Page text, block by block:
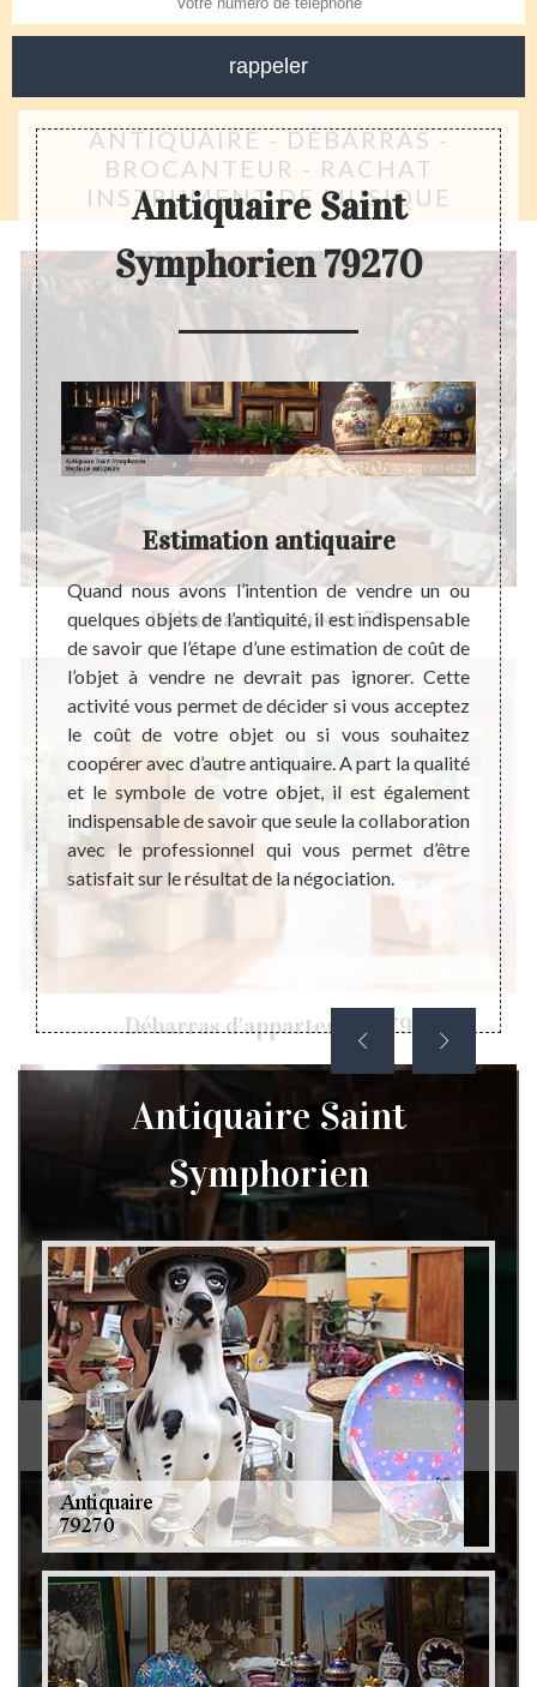
ANTIQUAIRE - DÉBARRAS -
BROCANTEUR - RACHAT
INSTRUMENT DE MUSIQUE
Débarras de maison 79
Débarras d'appartement 79
Débarras de grenier et cave 79
Antiquaire Saint
Symphorien 79270
un
à
des
état.
avez
de
le
Estimation antiquaire
Quand nous avons l’intention de vendre un ou
quelques objets de l’antiquité, il est indispensable
de savoir que l’étape d’une estimation de coût de
l’objet à vendre ne devrait pas ignorer. Cette
activité vous permet de décider si vous acceptez
le coût de votre objet ou si vous souhaitez
coopérer avec d’autre antiquaire. A part la qualité
et le symbole de votre objet, il est également
indispensable de savoir que seule la collaboration
avec le professionnel qui vous permet d’être
satisfait sur le résultat de la négociation.
Une
ne
pas
Antiquaire Saint
Symphorien